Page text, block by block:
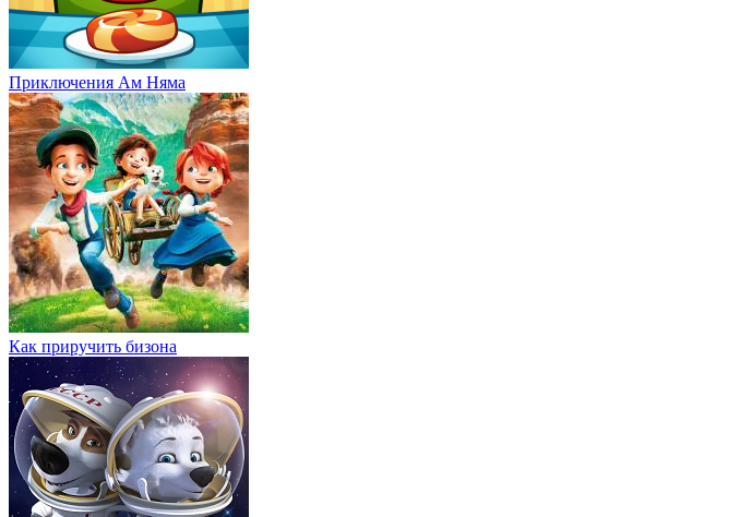
Приключения Ам Няма
Как приручить бизона